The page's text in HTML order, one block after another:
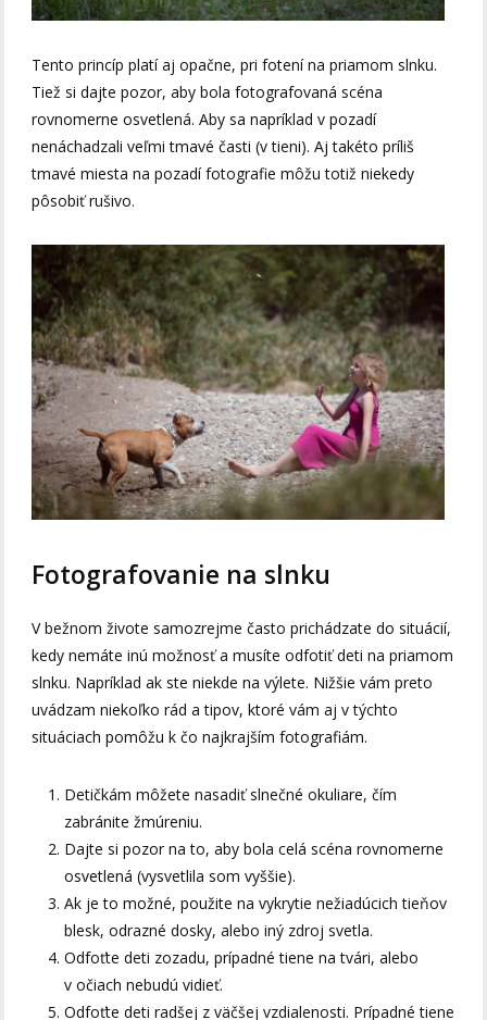
Tento princíp platí aj opačne, pri fotení na priamom slnku.
Tiež si dajte pozor, aby bola fotografovaná scéna
rovnomerne osvetlená. Aby sa napríklad v pozadí
nenáchadzali veľmi tmavé časti (v tieni). Aj takéto príliš
tmavé miesta na pozadí fotografie môžu totiž niekedy
pôsobiť rušivo.
Fotografovanie na slnku
V bežnom živote samozrejme často prichádzate do situácií,
kedy nemáte inú možnosť a musíte odfotiť deti na priamom
slnku. Napríklad ak ste niekde na výlete. Nižšie vám preto
uvádzam niekoľko rád a tipov, ktoré vám aj v týchto
situáciach pomôžu k čo najkrajším fotografiám.
Detičkám môžete nasadiť slnečné okuliare, čím
zabránite žmúreniu.
Dajte si pozor na to, aby bola celá scéna rovnomerne
osvetlená (vysvetlila som vyššie).
Ak je to možné, použite na vykrytie nežiadúcich tieňov
blesk, odrazné dosky, alebo iný zdroj svetla.
Odfoťte deti zozadu, prípadné tiene na tvári, alebo
v očiach nebudú vidieť.
Odfoťte deti radšej z väčšej vzdialenosti. Prípadné tiene